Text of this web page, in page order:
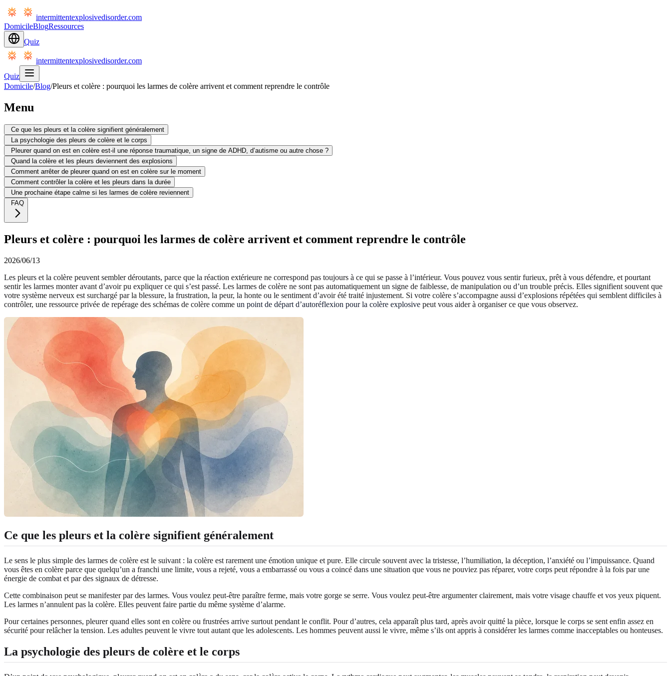
intermittentexplosivedisorder.com
DomicileBlogRessources
Quiz
intermittentexplosivedisorder.com
Quiz
Domicile/Blog/Pleurs et colère : pourquoi les larmes de colère arrivent et comment reprendre le contrôle
Menu
Ce que les pleurs et la colère signifient généralement
La psychologie des pleurs de colère et le corps
Pleurer quand on est en colère est-il une réponse traumatique, un signe de ADHD, d’autisme ou autre chose ?
Quand la colère et les pleurs deviennent des explosions
Comment arrêter de pleurer quand on est en colère sur le moment
Comment contrôler la colère et les pleurs dans la durée
Une prochaine étape calme si les larmes de colère reviennent
FAQ
Pleurs et colère : pourquoi les larmes de colère arrivent et comment reprendre le contrôle
2026/06/13
Les pleurs et la colère peuvent sembler déroutants, parce que la réaction extérieure ne correspond pas toujours à ce qui se passe à l’intérieur. Vous pouvez vous sentir furieux, prêt à vous défendre, et pourtant
sentir les larmes monter avant d’avoir pu expliquer ce qui s’est passé. Les larmes de colère ne sont pas automatiquement un signe de faiblesse, de manipulation ou d’un trouble précis. Elles signifient souvent que
votre système nerveux est surchargé par la blessure, la frustration, la peur, la honte ou le sentiment d’avoir été traité injustement. Si votre colère s’accompagne aussi d’explosions répétées qui semblent difficiles à
contrôler, une ressource privée de repérage des schémas de colère comme un point de départ d’autoréflexion pour la colère explosive peut vous aider à organiser ce que vous observez.
Ce que les pleurs et la colère signifient généralement
Le sens le plus simple des larmes de colère est le suivant : la colère est rarement une émotion unique et pure. Elle circule souvent avec la tristesse, l’humiliation, la déception, l’anxiété ou l’impuissance. Quand
vous êtes en colère parce que quelqu’un a franchi une limite, vous a rejeté, vous a embarrassé ou vous a coincé dans une situation que vous ne pouviez pas réparer, votre corps peut répondre à la fois par une
énergie de combat et par des signaux de détresse.
Cette combinaison peut se manifester par des larmes. Vous voulez peut-être paraître ferme, mais votre gorge se serre. Vous voulez peut-être argumenter clairement, mais votre visage chauffe et vos yeux piquent.
Les larmes n’annulent pas la colère. Elles peuvent faire partie du même système d’alarme.
Pour certaines personnes, pleurer quand elles sont en colère ou frustrées arrive surtout pendant le conflit. Pour d’autres, cela apparaît plus tard, après avoir quitté la pièce, lorsque le corps se sent enfin assez en
sécurité pour relâcher la tension. Les adultes peuvent le vivre tout autant que les adolescents. Les hommes peuvent aussi le vivre, même s’ils ont appris à considérer les larmes comme inacceptables ou honteuses.
La psychologie des pleurs de colère et le corps